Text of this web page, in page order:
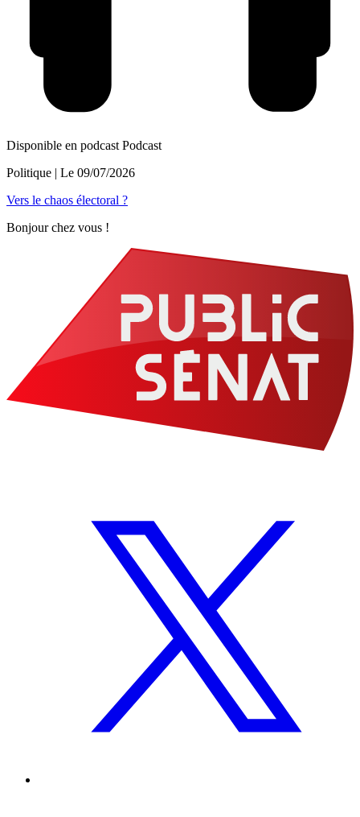
Disponible en podcast Podcast
Politique | Le 09/07/2026
Vers le chaos électoral ?
Bonjour chez vous !